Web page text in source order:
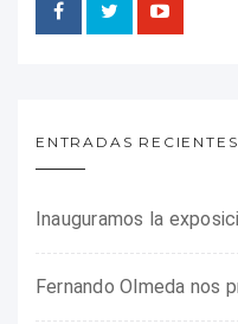
ENTRADAS RECIENTES